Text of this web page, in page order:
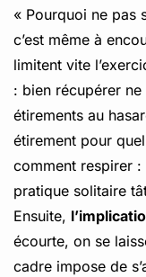
« Pourquoi ne pas
c’est même à
limitent vite
: bien récupérer
étirements au
étirement pour
comment respirer :
pratique solitaire
Ensuite,
écourte, on se
cadre impose de